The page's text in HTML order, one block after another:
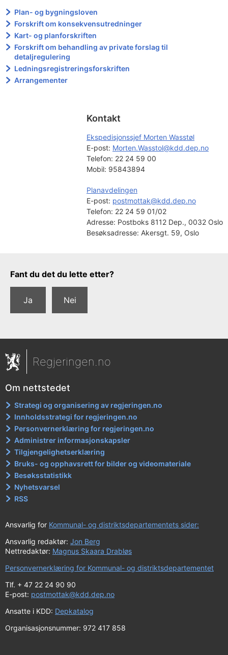
Plan- og bygningsloven
Forskrift om konsekvensutredninger
Kart- og planforskriften
Forskrift om behandling av private forslag til
detaljregulering
Ledningsregistreringsforskriften
Arrangementer
Kontakt
Ekspedisjonssjef Morten Wasstøl
E-post: Morten.Wasstol@kdd.dep.no
Telefon: 22 24 59 00
Mobil: 95843894
Planavdelingen
E-post: postmottak@kdd.dep.no
Telefon: 22 24 59 01/02
Adresse: Postboks 8112 Dep., 0032 Oslo
Besøksadresse: Akersgt. 59, Oslo
Tilbakemeldingsskjema
Fant du det du lette etter?
Ja Nei
Regjeringen.no
Om nettstedet
Strategi og organisering av regjeringen.no
Innholdsstrategi for regjeringen.no
Personvernerklæring for regjeringen.no
Administrer informasjonskapsler
Tilgjengelighetserklæring
Bruks- og opphavsrett for bilder og videomateriale
Besøksstatistikk
Nyhetsvarsel
RSS
Ansvarlig for Kommunal- og distriktsdepartementets sider:
Ansvarlig redaktør: Jon Berg
Nettredaktør: Magnus Skaara Drabløs
Personvernerklæring for Kommunal- og distriktsdepartementet
Tlf. + 47 22 24 90 90
E-post: postmottak@kdd.dep.no
Ansatte i KDD: Depkatalog
Organisasjonsnummer: 972 417 858